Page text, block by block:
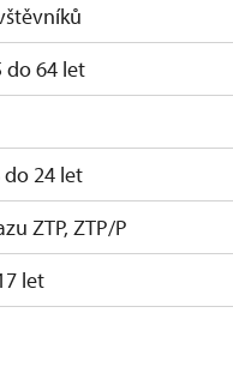
do 64 let
do 24 let
ZTP, ZTP/P
let